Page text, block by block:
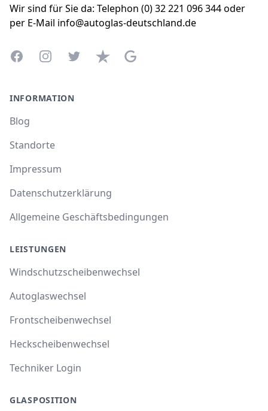
Wir sind für Sie da: Telephon (0) 32 221 096 344 oder
per E-Mail info@autoglas-deutschland.de
FacebookInstagramTwitterTrustpilotGoogle Business Profile
INFORMATION
Blog
Standorte
Impressum
Datenschutzerklärung
Allgemeine Geschäftsbedingungen
LEISTUNGEN
Windschutzscheibenwechsel
Autoglaswechsel
Frontscheibenwechsel
Heckscheibenwechsel
Techniker Login
GLASPOSITION